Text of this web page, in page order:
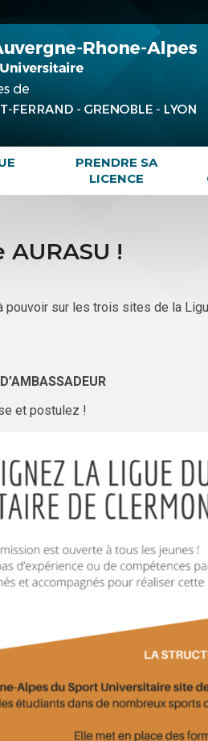
PRENDRE SA
LICENCE
!
sur les trois sites de la
et postulez !